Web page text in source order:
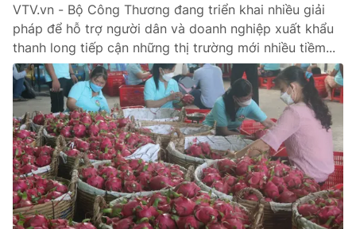
VTV.vn - Bộ Công Thương đang triển khai nhiều giải
pháp để hỗ trợ người dân và doanh nghiệp xuất khẩu
thanh long tiếp cận những thị trường mới nhiều tiềm...